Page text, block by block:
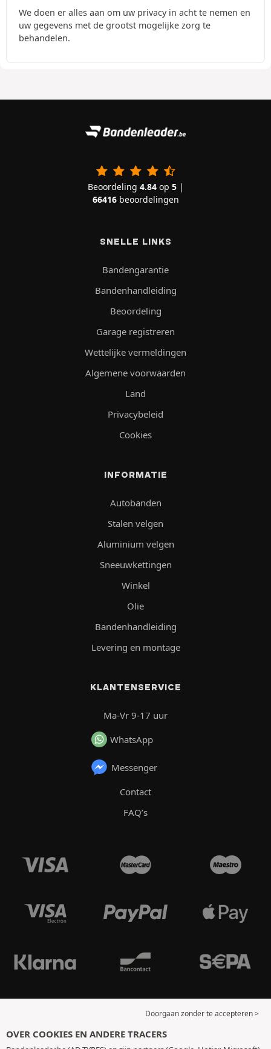
We doen er alles aan om uw privacy in acht te nemen en
uw gegevens met de grootst mogelijke zorg te
behandelen.
Beoordeling 4.84op 5|
66416beoordelingen
SNELLE LINKS
Bandengarantie
Bandenhandleiding
Beoordeling
Garage registreren
Wettelijke vermeldingen
Algemene voorwaarden
Land
Privacybeleid
Cookies
INFORMATIE
Autobanden
Stalen velgen
Aluminium velgen
Sneeuwkettingen
Winkel
Olie
Bandenhandleiding
Levering en montage
KLANTENSERVICE
Ma-Vr 9-17 uur
WhatsApp
Messenger
Contact
FAQ’s
Doorgaan zonder te accepteren >
OVER COOKIES EN ANDERE TRACERS